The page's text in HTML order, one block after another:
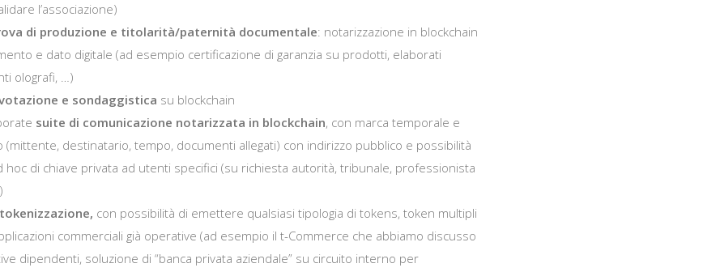
l’associazione)
di produzione e titolarità/paternità documentale: notarizzazione in blockchain
e dato digitale (ad esempio certificazione di garanzia su prodotti, elaborati
olografi, …)
e sondaggistica su blockchain
suite di comunicazione notarizzata in blockchain, con marca temporale e
(mittente, destinatario, tempo, documenti allegati) con indirizzo pubblico e possibilità
hoc di chiave privata ad utenti specifici (su richiesta autorità, tribunale, professionista
con possibilità di emettere qualsiasi tipologia di tokens, token multipli
commerciali già operative (ad esempio il t-Commerce che abbiamo discusso
dipendenti, soluzione di “banca privata aziendale” su circuito interno per